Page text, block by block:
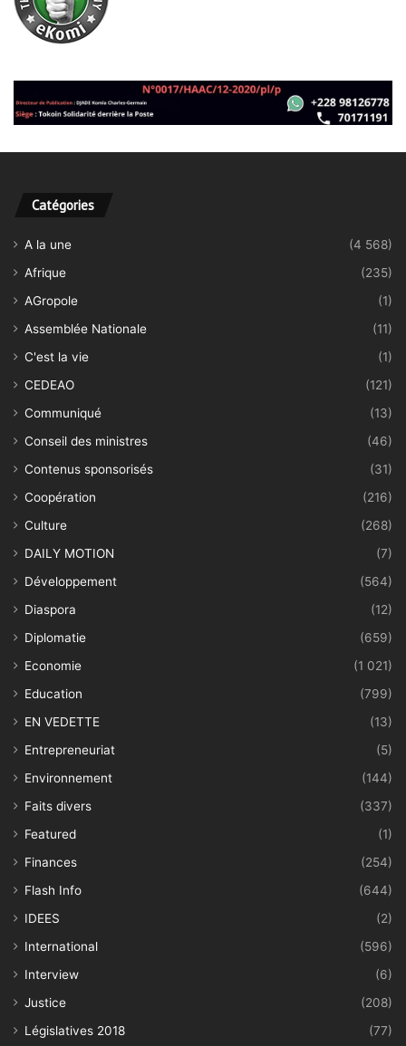
Catégories
A la une
(4 568)
Afrique
(235)
AGropole
(1)
Assemblée Nationale
(11)
C'est la vie
(1)
CEDEAO
(121)
Communiqué
(13)
Conseil des ministres
(46)
Contenus sponsorisés
(31)
Coopération
(216)
Culture
(268)
DAILY MOTION
(7)
Développement
(564)
Diaspora
(12)
Diplomatie
(659)
Economie
(1 021)
Education
(799)
EN VEDETTE
(13)
Entrepreneuriat
(5)
Environnement
(144)
Faits divers
(337)
Featured
(1)
Finances
(254)
Flash Info
(644)
IDEES
(2)
International
(596)
Interview
(6)
Justice
(208)
Législatives 2018
(77)